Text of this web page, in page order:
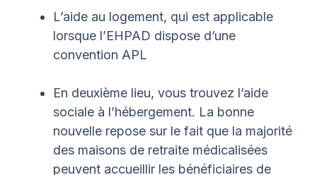
L’aide au logement, qui est applicable
lorsque l’EHPAD dispose d’une
convention APL
En deuxième lieu, vous trouvez l’aide
sociale à l’hébergement. La bonne
nouvelle repose sur le fait que la majorité
des maisons de retraite médicalisées
peuvent accueillir les bénéficiaires de